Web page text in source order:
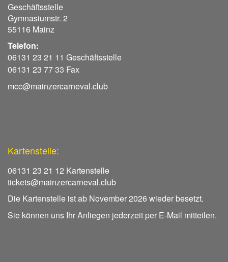
Geschäftsstelle
Gymnasiumstr. 2
55116 Mainz
Telefon:
06131 23 21 11 Geschäftsstelle
06131 23 77 33 Fax
mcc@mainzercarneval.club
Kartenstelle:
06131 23 21 12 Kartenstelle
tickets@mainzercarneval.club
Die Kartenstelle ist ab November 2026 wieder besetzt.
Sie können uns Ihr Anliegen jederzeit per E-Mail mitteilen.